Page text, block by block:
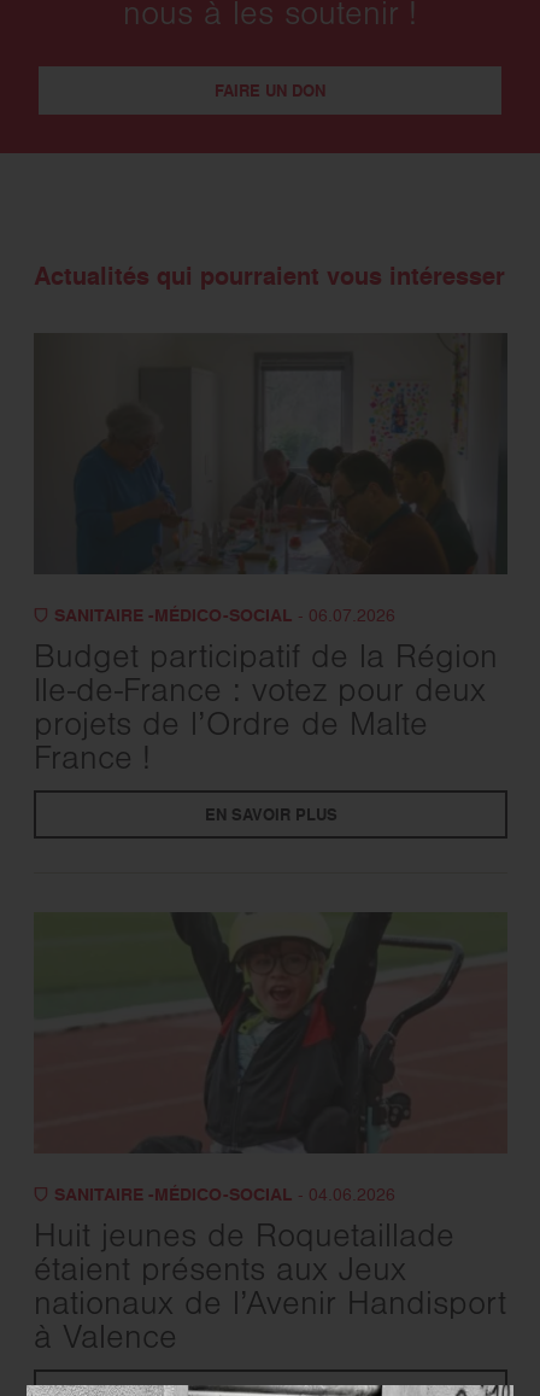
nous à les soutenir !
FAIRE UN DON
Actualités qui pourraient vous intéresser
SANITAIRE -MÉDICO-SOCIAL - 06.07.2026
Budget participatif de la Région
Ile-de-France : votez pour deux
projets de l’Ordre de Malte
France !
EN SAVOIR PLUS
SANITAIRE -MÉDICO-SOCIAL - 04.06.2026
Huit jeunes de Roquetaillade
étaient présents aux Jeux
nationaux de l’Avenir Handisport
à Valence